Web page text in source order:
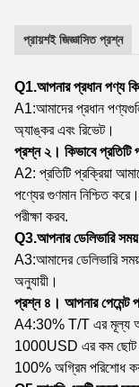
প্রায়শই জিজ্ঞাসিত প্রশ্ন
Q1.আপনার প্রধান পণ্য
A1:আমাদের প্রধান
অ্যাঙ্কর এবং রিভেট।
প্রশ্ন ২। কিভাবে প্রতিটি
A2: প্রতিটি প্রক্রিয়া
পণ্যের গুণমান নিশ্চিত
পরীক্ষা করব.
Q3.আপনার ডেলিভারি
A3:আমাদের ডেলিভারি
অনুযায়ী।
প্রশ্ন ৪। আপনার পেমেন্ট
A4:30% T/T এর মূল্য
1000USD এর কম ছোট
100% অগ্রিম পরিশোধ